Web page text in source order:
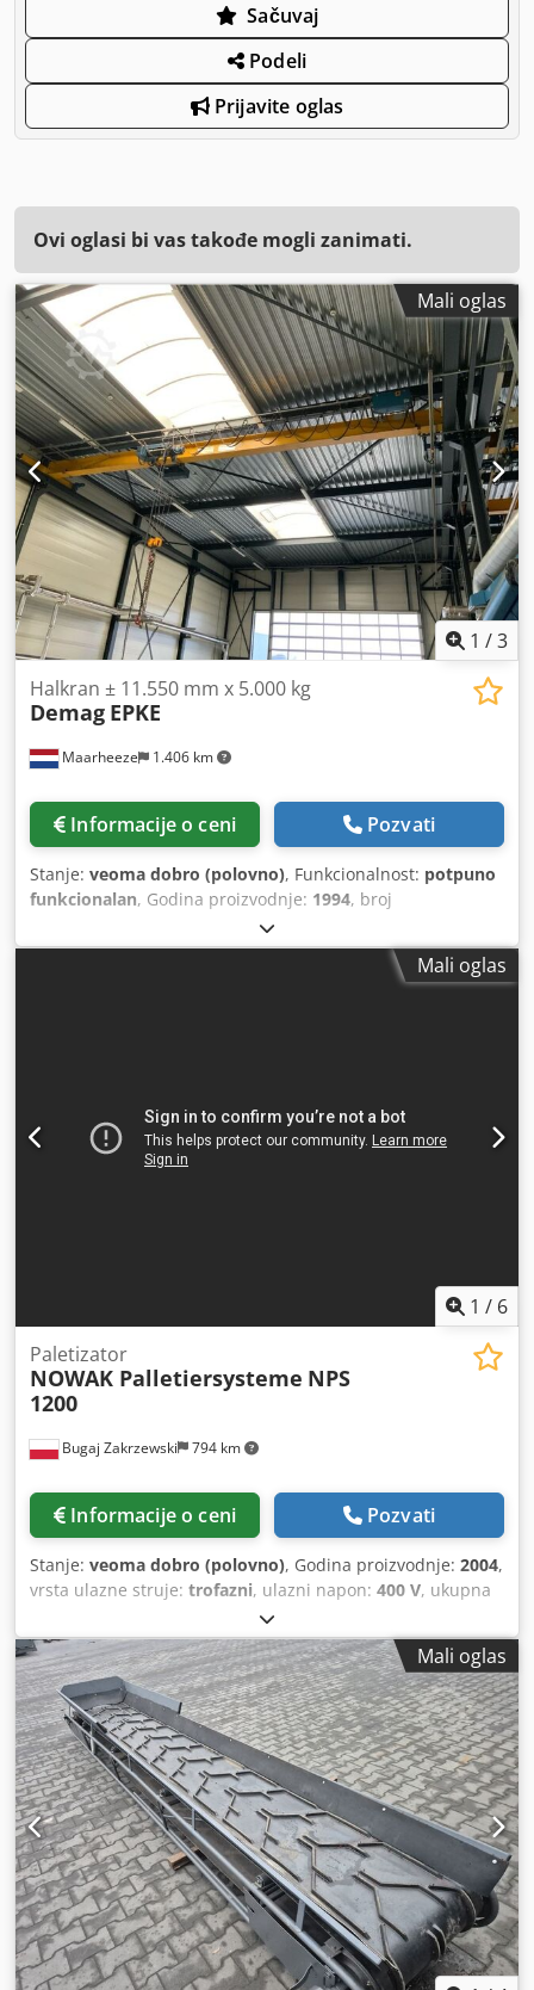
Sačuvaj
Podeli
Prijavite oglas
Ovi oglasi bi vas takođe mogli zanimati.
Mali oglas
1 /3
Maarheeze 1.406 km
Halkran ± 11.550 mm x 5.000 kg
Demag EPKE
Informacije o ceni Pozvati
Stanje: veoma dobro (polovno), Funkcionalnost: potpuno
funkcionalan, Godina proizvodnje: 1994, broj
, Mostni kran ± 11.550 mm x
5.000 kg Dwjdpfx Asv Ipvxocfja
Mali oglas
1 / 6
Bugaj Zakrzewski 794 km
Paletizator
NOWAK Palletiersysteme NPS
1200
Informacije o ceni Pozvati
Stanje: veoma dobro (polovno), Godina proizvodnje: 2004,
vrsta ulazne struje: trofazni, ulazni napon: 400 V, ukupna
, ukupna visina:
širina:4.220 mm, PRODAJA AUTOMATSKE PALETIZIRKE
NOWAK NPS 1200 Na prodaju: Automatska paletizirka
NOWAK NPS 1200, godina proizvodnje 2004, u veoma
dobrom tehničkom stanju, potpuno ispravna i korišćena do
kraja radnog veka. Oprema je idealna za paletizaciju vreća
i pakovanja u industrijskim sistemima. ⸻ Najvažnije
informacije o mašini • Model: NPS 1200 • Proizvođač:
NOWAK Palettiersysteme GmbH • Kapacitet: do 1200 vreća
na sat (prema specifikaciji – strana 1 dokumenta) • Tipovi
paleta: - EURO 800 × 1200 mm - Jednokratne 800 × 1200
mm - Industrijske 1000 × 1200 mm (strana 1) ⸻ Djdpfx
Ajxwy Dhocfswa Oprema i agregati uključeni u set (prema
strani 2 dokumenta) • Magacin praznih paleta – kapacitet
12 kom, automatsko ubacivanje u lift. • Lift za pune palete
Mali oglas